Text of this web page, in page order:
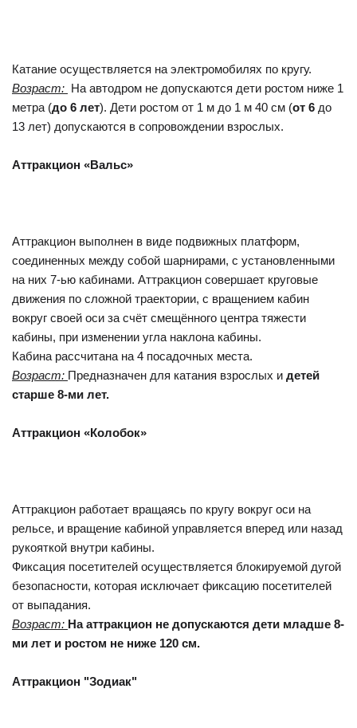
Катание осуществляется на электромобилях по кругу.
Возраст: На автодром не допускаются дети ростом ниже 1
метра (до 6 лет). Дети ростом от 1 м до 1 м 40 см (от 6 до
13 лет) допускаются в сопровождении взрослых.
Аттракцион «Вальс»
Аттракцион выполнен в виде подвижных платформ,
соединенных между собой шарнирами, с установленными
на них 7-ью кабинами. Аттракцион совершает круговые
движения по сложной траектории, с вращением кабин
вокруг своей оси за счёт смещённого центра тяжести
кабины, при изменении угла наклона кабины.
Кабина рассчитана на 4 посадочных места.
Возраст: Предназначен для катания взрослых и детей
старше 8-ми лет.
Аттракцион «Колобок»
Аттракцион работает вращаясь по кругу вокруг оси на
рельсе, и вращение кабиной управляется вперед или назад
рукояткой внутри кабины.
Фиксация посетителей осуществляется блокируемой дугой
безопасности, которая исключает фиксацию посетителей
от выпадания.
Возраст: На аттракцион не допускаются дети младше 8-
ми лет и ростом не ниже 120 см.
Аттракцион "Зодиак"